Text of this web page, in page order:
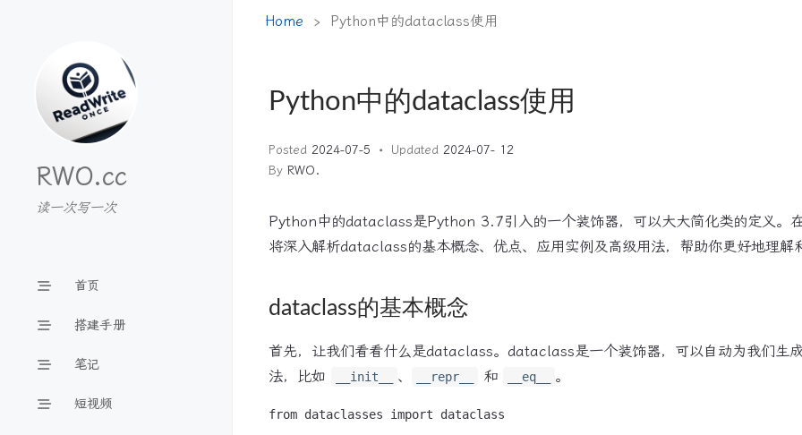
RWO.cc
读一次写一次
首页
搭建手册
笔记
短视频
Home Python中的dataclass使用
Python中的dataclass使用
Posted 2024-07-5 Updated 2024-07- 12
By RWO.
Python中的dataclass是Python 3.7引入的一个装饰器，可以大大简化类的定义。
将深入解析dataclass的基本概念、优点、应用实例及高级用法，帮助你更好地理解
dataclass的基本概念
首先，让我们看看什么是dataclass。dataclass是一个装饰器，可以自动为我们生
法，比如
__init__ 、 __repr__ 和 __eq__ 。
from dataclasses import dataclass